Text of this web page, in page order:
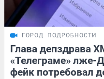
ГОРОД ПОДРОБНОСТИ
Глава депздрава
«Телеграме» лже-
фейк потребовал